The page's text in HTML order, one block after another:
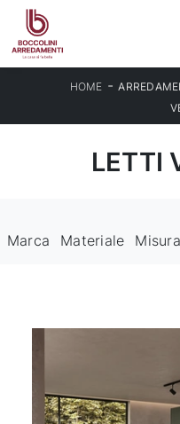
HOME -
LETTI
Marca Materiale Misura